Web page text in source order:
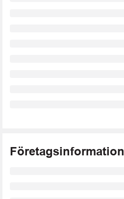
Företagsinformation